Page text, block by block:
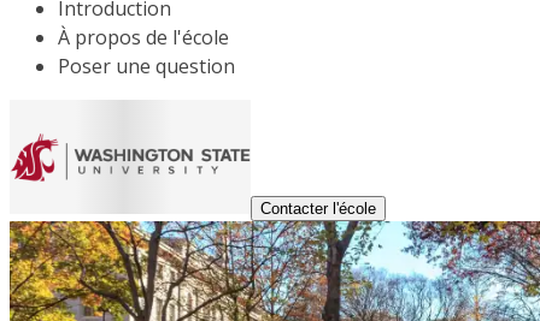
Introduction
À propos de l'école
Poser une question
Contacter l'école